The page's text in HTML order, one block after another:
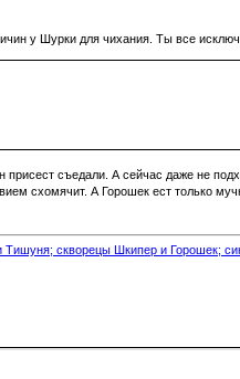
у Шурки для чихания. Ты все
съедали. А сейчас даже не
схомячит. А Горошек ест только
скворецы Шкипер и Горошек;